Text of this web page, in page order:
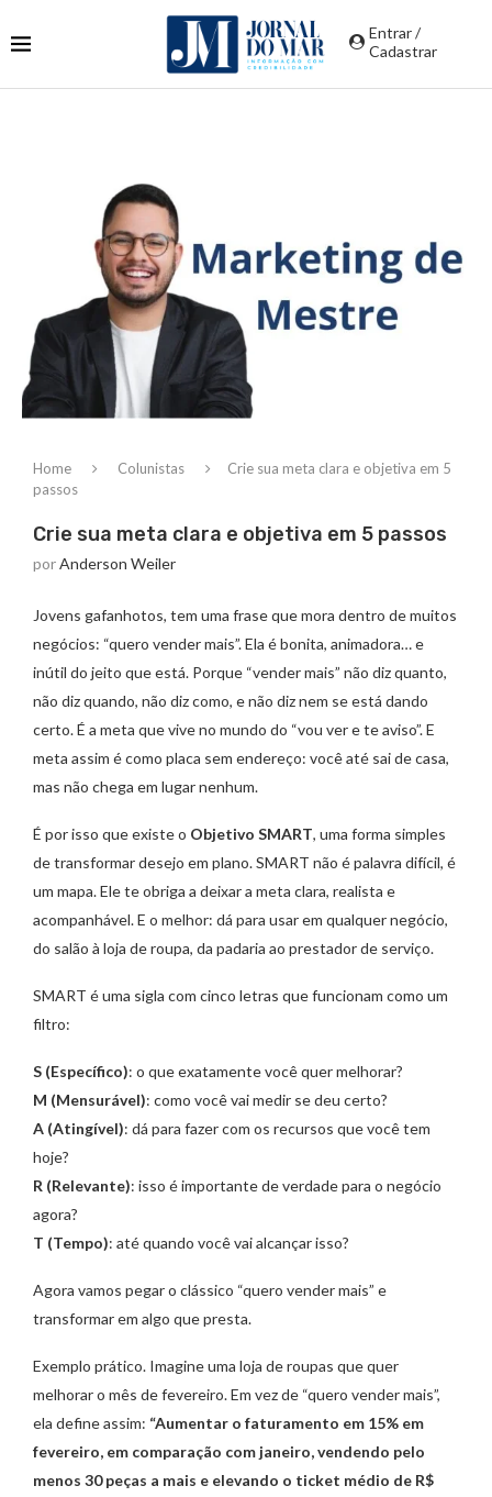
Entrar /
Cadastrar
Home Colunistas
Crie sua meta clara e objetiva em 5
passos
Crie sua meta clara e objetiva em 5 passos
porAnderson Weiler
Jovens gafanhotos, tem uma frase que mora dentro de muitos
negócios: “quero vender mais”. Ela é bonita, animadora… e
inútil do jeito que está. Porque “vender mais” não diz quanto,
não diz quando, não diz como, e não diz nem se está dando
certo. É a meta que vive no mundo do “vou ver e te aviso”. E
meta assim é como placa sem endereço: você até sai de casa,
mas não chega em lugar nenhum.
É por isso que existe o Objetivo SMART, uma forma simples
de transformar desejo em plano. SMART não é palavra difícil, é
um mapa. Ele te obriga a deixar a meta clara, realista e
acompanhável. E o melhor: dá para usar em qualquer negócio,
do salão à loja de roupa, da padaria ao prestador de serviço.
SMART é uma sigla com cinco letras que funcionam como um
filtro:
S (Específico): o que exatamente você quer melhorar?
M (Mensurável): como você vai medir se deu certo?
A (Atingível): dá para fazer com os recursos que você tem
hoje?
R (Relevante): isso é importante de verdade para o negócio
agora?
T (Tempo): até quando você vai alcançar isso?
Agora vamos pegar o clássico “quero vender mais” e
transformar em algo que presta.
Exemplo prático. Imagine uma loja de roupas que quer
melhorar o mês de fevereiro. Em vez de “quero vender mais”,
ela define assim: “Aumentar o faturamento em 15% em
fevereiro, em comparação com janeiro, vendendo pelo
menos 30 peças a mais e elevando o ticket médio de R$